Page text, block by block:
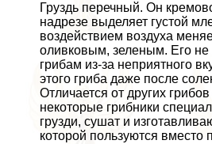
Груздь перечный. Он
надрезе выделяет густой
воздействием воздуха
оливковым, зеленым. Его не
грибам из-за неприятного
этого гриба даже после
Отличается от других
некоторые грибники
грузди, сушат и
которой пользуются вместо